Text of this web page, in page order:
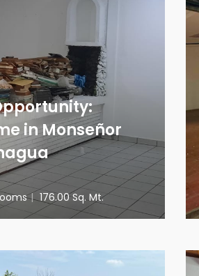
in Monseñor
| 176.00 Sq. Mt.